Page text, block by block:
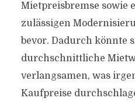
Mietpreisbremse sowie
zulässigen
bevor. Dadurch könnte
durchschnittliche
verlangsamen, was
Kaufpreise